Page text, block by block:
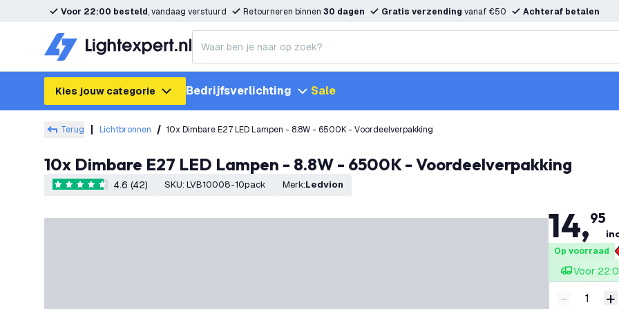
Voor 22:00 besteld, vandaag verstuurd Retourneren binnen 30 dagen Gratis verzending vanaf €50 Achteraf betalen
Kies jouw categorie Bedrijfsverlichting Sale
Terug Lichtbronnen 10x Dimbare E27 LED Lampen - 8.8W - 6500K - Voordeelverpakking
10x Dimbare E27 LED Lampen - 8.8W - 6500K - Voordeelverpakking
4.6 score sterren4.6 (42) SKU: LVB10008-10pack Merk: Ledvion
14,95
Op voorraad
Voor
Verminder
- +